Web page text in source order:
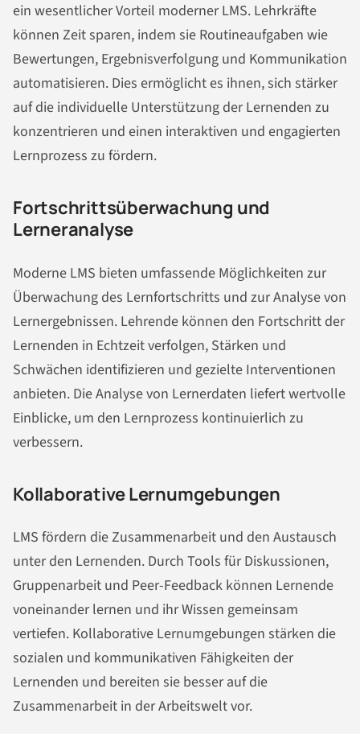
ein wesentlicher Vorteil moderner LMS. Lehrkräfte
können Zeit sparen, indem sie Routineaufgaben wie
Bewertungen, Ergebnisverfolgung und Kommunikation
automatisieren. Dies ermöglicht es ihnen, sich stärker
auf die individuelle Unterstützung der Lernenden zu
konzentrieren und einen interaktiven und engagierten
Lernprozess zu fördern.
Fortschrittsüberwachung und
Lerneranalyse
Moderne LMS bieten umfassende Möglichkeiten zur
Überwachung des Lernfortschritts und zur Analyse von
Lernergebnissen. Lehrende können den Fortschritt der
Lernenden in Echtzeit verfolgen, Stärken und
Schwächen identifizieren und gezielte Interventionen
anbieten. Die Analyse von Lernerdaten liefert wertvolle
Einblicke, um den Lernprozess kontinuierlich zu
verbessern.
Kollaborative Lernumgebungen
LMS fördern die Zusammenarbeit und den Austausch
unter den Lernenden. Durch Tools für Diskussionen,
Gruppenarbeit und Peer-Feedback können Lernende
voneinander lernen und ihr Wissen gemeinsam
vertiefen. Kollaborative Lernumgebungen stärken die
sozialen und kommunikativen Fähigkeiten der
Lernenden und bereiten sie besser auf die
Zusammenarbeit in der Arbeitswelt vor.